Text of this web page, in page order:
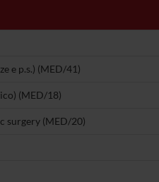
e p.s.) (MED/41)
(MED/18)
surgery (MED/20)